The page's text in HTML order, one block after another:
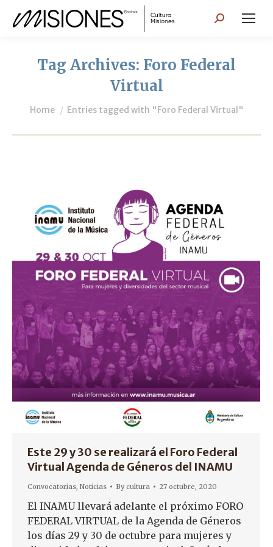
Search:
Tag Archives: Foro Federal
Virtual
You are here:
Home Entries tagged with "Foro Federal Virtual"
Este 29 y 30 se realizará el Foro Federal
Virtual Agenda de Géneros del INAMU
Convocatorias, Noticias Bycultura 27 octubre, 2020
El INAMU llevará adelante el próximo FORO
FEDERAL VIRTUAL de la Agenda de Géneros
los días 29 y 30 de octubre para mujeres y